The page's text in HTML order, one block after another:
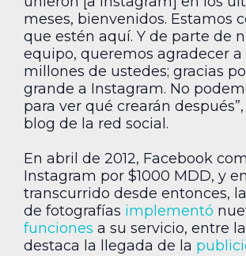
meses, bienvenidos. Estamos
que estén aquí. Y de parte de
equipo, queremos agradecer a
millones de ustedes; gracias
grande a Instagram. No
para ver qué crearán después”,
blog de la red social.
En abril de 2012, Facebook
Instagram por $1000 MDD, y
transcurrido desde entonces,
de fotografías implementó
funciones a su servicio, entre
destaca la llegada de la